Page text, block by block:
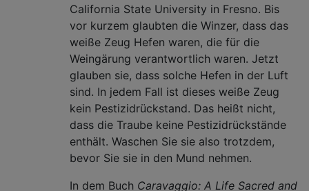
California State University in Fresno. Bis
vor kurzem glaubten die Winzer, dass das
weiße Zeug Hefen waren, die für die
Weingärung verantwortlich waren. Jetzt
glauben sie, dass solche Hefen in der Luft
sind. In jedem Fall ist dieses weiße Zeug
kein Pestizidrückstand. Das heißt nicht,
dass die Traube keine Pestizidrückstände
enthält. Waschen Sie sie also trotzdem,
bevor Sie sie in den Mund nehmen.
In dem Buch Caravaggio: A Life Sacred and